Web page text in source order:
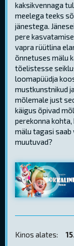
kaksikvennaga
meelega teeks
jänestega.
pere
vapra rüütlina
õnnetuses mälu
tõelistesse
loomapüüdja
mustkunstnikud
mõlemale just
käigus õpivad
perekonna kohta,
mälu tagasi
muutuvad?
Kinos alates: